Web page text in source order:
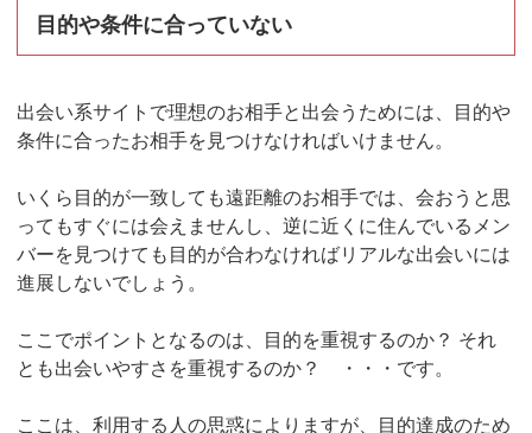
目的や条件に合っていない
出会い系サイトで理想のお相手と出会うためには、目的や
条件に合ったお相手を見つけなければいけません。
いくら目的が一致しても遠距離のお相手では、会おうと思
ってもすぐには会えませんし、逆に近くに住んでいるメン
バーを見つけても目的が合わなければリアルな出会いには
進展しないでしょう。
ここでポイントとなるのは、目的を重視するのか？ それ
とも出会いやすさを重視するのか？ ・・・です。
ここは、利用する人の思惑によりますが、目的達成のため